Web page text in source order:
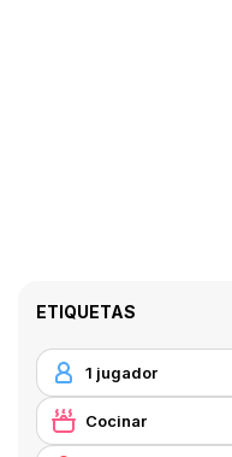
ETIQUETAS
1 jugador
Cocinar